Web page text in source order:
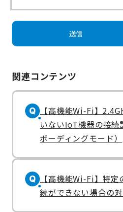
関連コンテンツ
Q
【高機能Wi-Fi】
いないIoT機器の接
ボーディングモード）
Q
【高機能Wi-Fi】特
続ができない場合の